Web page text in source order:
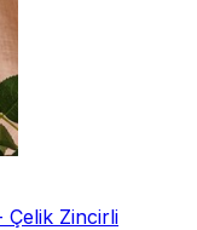
Çelik Zincirli